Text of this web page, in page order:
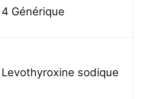
4 Générique
Levothyroxine sodique